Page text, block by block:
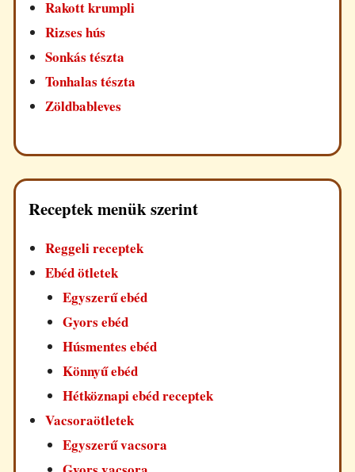
Rakott krumpli
Rizses hús
Sonkás tészta
Tonhalas tészta
Zöldbableves
Receptek menük szerint
Reggeli receptek
Ebéd ötletek
Egyszerű ebéd
Gyors ebéd
Húsmentes ebéd
Könnyű ebéd
Hétköznapi ebéd receptek
Vacsoraötletek
Egyszerű vacsora